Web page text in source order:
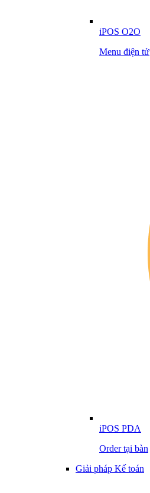
iPOS O2O
Menu điện tử
iPOS PDA
Order tại bàn
Giải pháp Kế toán